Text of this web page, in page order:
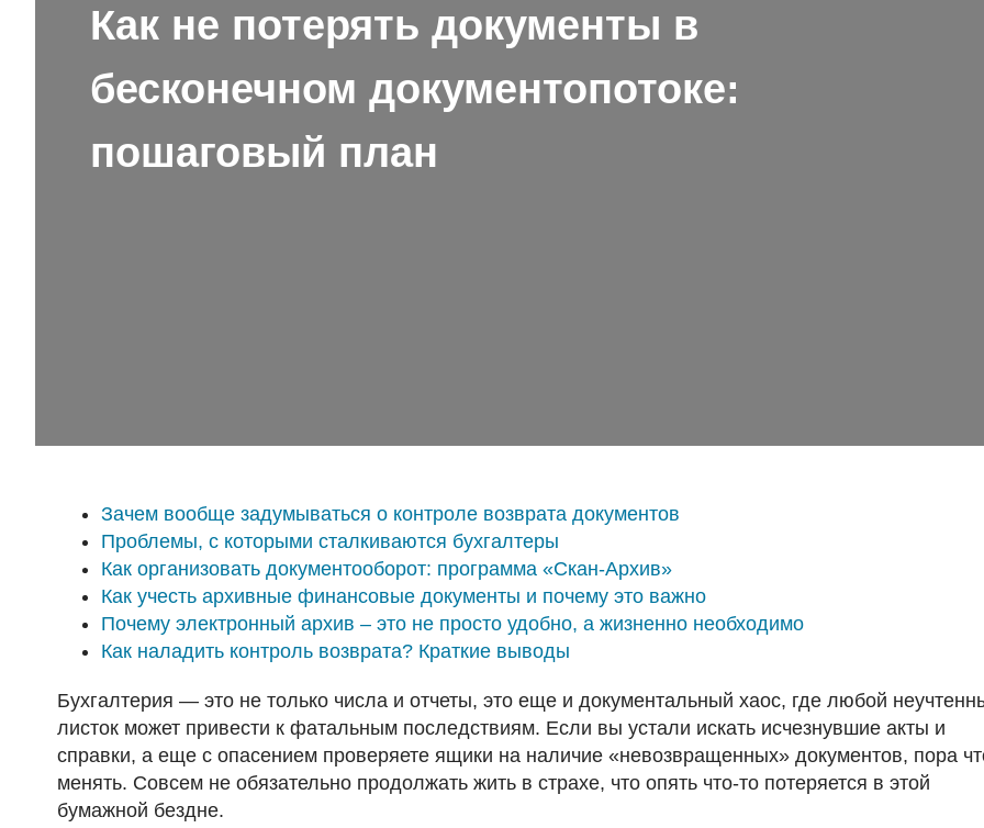
Как не потерять документы в
бесконечном документопотоке:
пошаговый план
Зачем вообще задумываться о контроле возврата документов
Проблемы, с которыми сталкиваются бухгалтеры
Как организовать документооборот: программа «Скан-Архив»
Как учесть архивные финансовые документы и почему это важно
Почему электронный архив – это не просто удобно, а жизненно необходимо
Как наладить контроль возврата? Краткие выводы
Бухгалтерия — это не только числа и отчеты, это еще и документальный хаос, где любой
листок может привести к фатальным последствиям. Если вы устали искать исчезнувшие акты и
справки, а еще с опасением проверяете ящики на наличие «невозвращенных» документов, пора
менять. Совсем не обязательно продолжать жить в страхе, что опять что-то потеряется в этой
бумажной бездне.